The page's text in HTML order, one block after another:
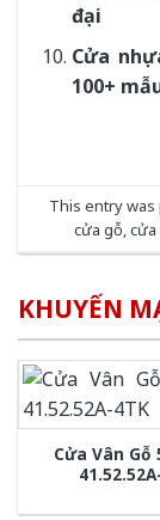
đại
Cửa
100+
This entry was
cửa gỗ,cửa
KHUYẾN
Cửa Vân Gỗ